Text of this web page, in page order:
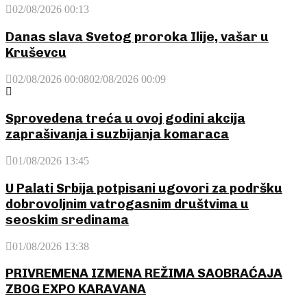
02/08/2026 00:13
Danas slava Svetog proroka Ilije, vašar u
Kruševcu
02/08/2026 00:0802/08/2026 00:09
Sprovedena treća u ovoj godini akcija
zaprašivanja i suzbijanja komaraca
01/08/2026 13:45
U Palati Srbija potpisani ugovori za podršku
dobrovoljnim vatrogasnim društvima u
seoskim sredinama
01/08/2026 13:38
PRIVREMENA IZMENA REŽIMA SAOBRAĆAJA
ZBOG EXPO KARAVANA